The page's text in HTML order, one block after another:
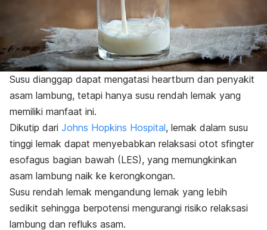
Susu dianggap dapat mengatasi heartburn dan penyakit
asam lambung, tetapi hanya susu rendah lemak yang
memiliki manfaat ini.
Dikutip dari Johns Hopkins Hospital, lemak dalam susu
tinggi lemak dapat menyebabkan relaksasi otot sfingter
esofagus bagian bawah (LES), yang memungkinkan
asam lambung naik ke kerongkongan.
Susu rendah lemak mengandung lemak yang lebih
sedikit sehingga berpotensi mengurangi risiko relaksasi
lambung dan refluks asam.